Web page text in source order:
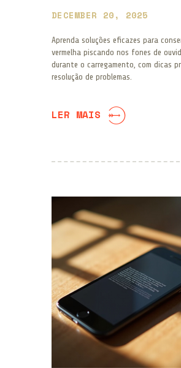
DECEMBER 20, 2025
Aprenda soluções eficazes para
vermelha piscando nos fones de
durante o carregamento, com dicas
resolução de problemas.
LER MAIS